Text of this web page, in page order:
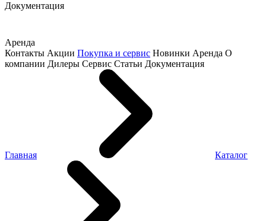
Документация
Аренда
Контакты Акции Покупка и сервис Новинки Аренда О
компании Дилеры Сервис Статьи Документация
Главная Каталог